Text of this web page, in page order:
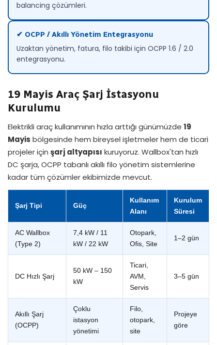
balancing çözümleri.
✔ OCPP / Akıllı Yönetim Entegrasyonu
Uzaktan yönetim, fatura, filo takibi için OCPP 1.6 / 2.0
entegrasyonu.
19 Mayis Araç Şarj İstasyonu
Kurulumu
Elektrikli araç kullanımının hızla arttığı günümüzde 19
Mayis bölgesinde hem bireysel işletmeler hem de ticari
projeler için şarj altyapısı kuruyoruz. Wallbox'tan hızlı
DC şarja, OCPP tabanlı akıllı filo yönetim sistemlerine
kadar tüm çözümler ekibimizde mevcut.
Şarj Tipi Güç
Kullanım
Alanı
Kurulum
Süresi
AC Wallbox
(Type 2)
7,4 kW / 11
kW / 22 kW
Otopark,
Ofis, Site
1–2 gün
DC Hızlı Şarj
50 kW – 150
kW
Ticari,
AVM,
Servis
3–5 gün
Akıllı Şarj
(OCPP)
Çoklu
istasyon
yönetimi
Filo,
otopark,
site
Projeye
göre